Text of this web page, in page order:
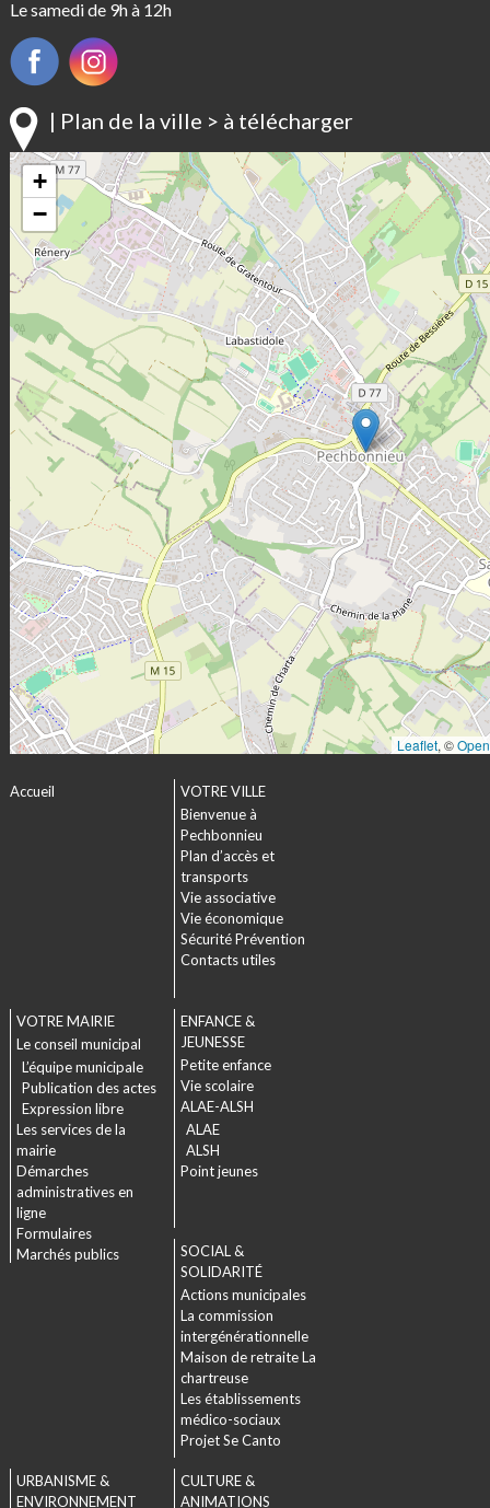
Le samedi de 9h à 12h
| Plan de la ville > à télécharger
+
−
Leaflet, ©
Accueil
VOTRE VILLE
Bienvenue à
Pechbonnieu
Plan d’accès et
transports
Vie associative
Vie économique
Sécurité Prévention
Contacts utiles
VOTRE MAIRIE
Le conseil municipal
L’équipe municipale
Publication des actes
Expression libre
Les services de la
mairie
Démarches
administratives en
ligne
Formulaires
Marchés publics
ENFANCE &
JEUNESSE
Petite enfance
Vie scolaire
ALAE-ALSH
ALAE
ALSH
Point jeunes
SOCIAL &
SOLIDARITÉ
Actions municipales
La commission
intergénérationnelle
Maison de retraite La
chartreuse
Les établissements
médico-sociaux
Projet Se Canto
URBANISME &
ENVIRONNEMENT
CULTURE &
ANIMATIONS